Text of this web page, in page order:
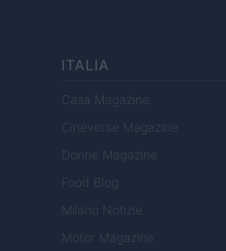
ITALIA
Casa Magazine
Cineverse Magazine
Donne Magazine
Food Blog
Milano Notizie
Motor Magazine